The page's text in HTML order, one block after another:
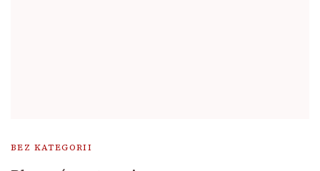
BEZ KATEGORII